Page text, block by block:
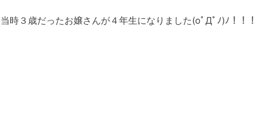
当時３歳だったお嬢さんが４年生になりました(oﾟДﾟﾉ)ﾉ！！！